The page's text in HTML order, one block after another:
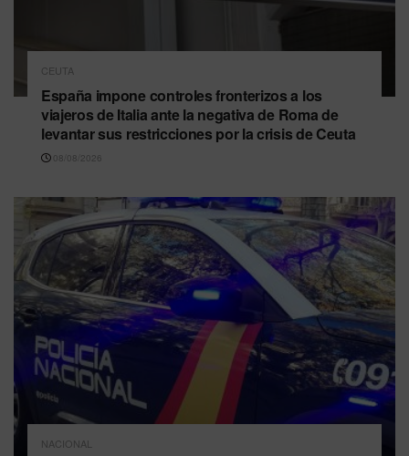
CEUTA
España impone controles fronterizos a los
viajeros de Italia ante la negativa de Roma de
levantar sus restricciones por la crisis de Ceuta
08/08/2026
NACIONAL